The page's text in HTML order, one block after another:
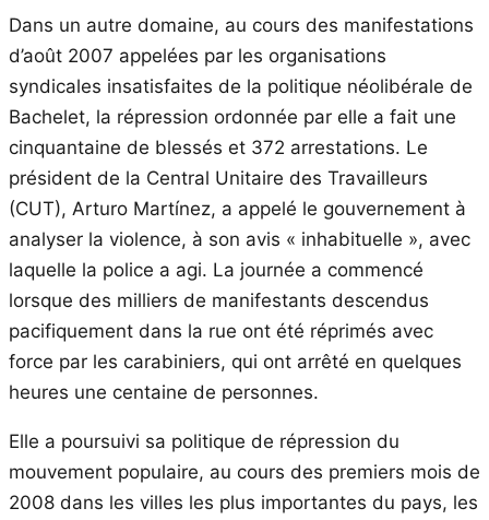
Dans un autre domaine, au cours des manifestations
d’août 2007 appelées par les organisations
syndicales insatisfaites de la politique néolibérale de
Bachelet, la répression ordonnée par elle a fait une
cinquantaine de blessés et 372 arrestations. Le
président de la Central Unitaire des Travailleurs
(CUT), Arturo Martínez, a appelé le gouvernement à
analyser la violence, à son avis « inhabituelle », avec
laquelle la police a agi. La journée a commencé
lorsque des milliers de manifestants descendus
pacifiquement dans la rue ont été réprimés avec
force par les carabiniers, qui ont arrêté en quelques
heures une centaine de personnes.
Elle a poursuivi sa politique de répression du
mouvement populaire, au cours des premiers mois de
2008 dans les villes les plus importantes du pays, les